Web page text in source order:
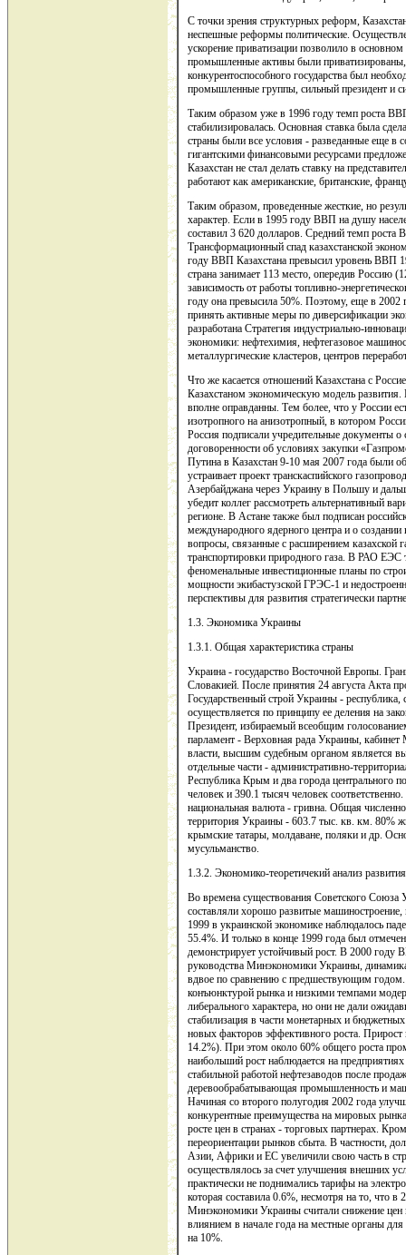
С точки зрения структурных реформ,
неспешные реформы политические.
ускорение приватизации позволило в
промышленные активы были
конкурентоспособного государства был
промышленные группы, сильный президент и
Таким образом уже в 1996 году темп роста
стабилизировалась. Основная ставка была
страны были все условия - разведанные еще в
гигантскими финансовыми ресурсами
Казахстан не стал делать ставку на
работают как американские, британские,
Таким образом, проведенные жесткие, но
характер. Если в 1995 году ВВП на душу
составил 3 620 долларов. Средний темп
Трансформационный спад казахстанской
году ВВП Казахстана превысил уровень ВВП
страна занимает 113 место, опередив Россию
зависимость от работы топливно-
году она превысила 50%. Поэтому, еще в 2002
принять активные меры по диверсификации
разработана Стратегия индустриально-
экономики: нефтехимия, нефтегазовое
металлургические кластеров, центров
Что же касается отношений Казахстана с
Казахстаном экономическую модель
вполне оправданны. Тем более, что у России
изотропного на анизотропный, в котором
Россия подписали учредительные документы
договоренности об условиях закупки
Путина в Казахстан 9-10 мая 2007 года были
устраивает проект транскаспийского
Азербайджана через Украину в Польшу и
убедит коллег рассмотреть альтернативный
регионе. В Астане также был подписан
международного ядерного центра и о
вопросы, связанные с расширением казахской
транспортировки природного газа. В РАО ЕЭС
феноменальные инвестиционные планы по
мощности экибастузской ГРЭС-1 и
перспективы для развития стратегически
1.3. Экономика Украины
1.3.1. Общая характеристика страны
Украина - государство Восточной Европы.
Словакией. После принятия 24 августа Акта
Государственный строй Украины - республика,
осуществляется по принципу ее деления на
Президент, избираемый всеобщим
парламент - Верховная рада Украины,
власти, высшим судебным органом является
отдельные части - административно-
Республика Крым и два города центрального
человек и 390.1 тысяч человек
национальная валюта - гривна. Общая
территория Украины - 603.7 тыс. кв. км. 80%
крымские татары, молдаване, поляки и др.
мусульманство.
1.3.2. Экономико-теоретичекий анализ
Во времена существования Советского
составляли хорошо развитые
1999 в украинской экономике наблюдалось
55.4%. И только в конце 1999 года был
демонстрирует устойчивый рост. В 2000
руководства Минэкономики Украины,
вдвое по сравнению с предшествующим годом.
конъюнктурой рынка и низкими темпами
либерального характера, но они не дали
стабилизация в части монетарных и
новых факторов эффективного роста.
14.2%). При этом около 60% общего роста
наибольший рост наблюдается на
стабильной работой нефтезаводов после
деревообрабатывающая промышленность и
Начиная со второго полугодия 2002 года
конкурентные преимущества на мировых
росте цен в странах - торговых партнерах.
переориентации рынков сбыта. В частности,
Азии, Африки и ЕС увеличили свою часть в
осуществлялось за счет улучшения внешних
практически не поднимались тарифы на
которая составила 0.6%, несмотря на то, что
Минэкономики Украины считали снижение
влиянием в начале года на местные органы
на 10%.